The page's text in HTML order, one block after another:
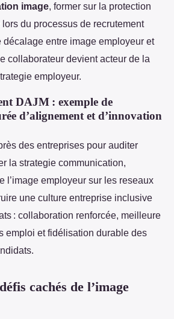
image, former sur la protection
lors du processus de recrutement
décalage entre image employeur et
collaborateur devient acteur de la
employeur.
DAJM : exemple de
d’alignement et d’innovation
des entreprises pour auditer
la strategie communication,
l’image employeur sur les reseaux
une culture entreprise inclusive
: collaboration renforcée, meilleure
emploi et fidélisation durable des
cachés de l’image